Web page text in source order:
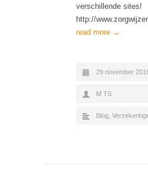
verschillende sites!
http://
read more →
29 november
M TS
Blog,